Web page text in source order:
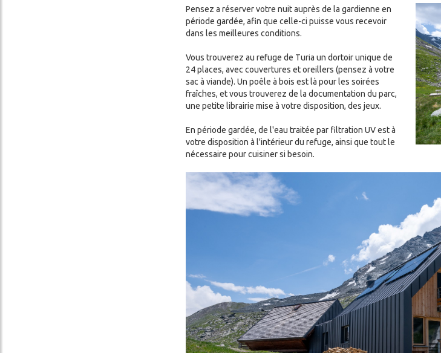
Pensez a réserver votre nuit auprès de la gardienne en
période gardée, afin que celle-ci puisse vous recevoir
dans les meilleures conditions.
Vous trouverez au refuge de Turia un dortoir unique de
24 places, avec couvertures et oreillers (pensez à votre
sac à viande). Un poêle à bois est là pour les soirées
fraîches, et vous trouverez de la documentation du parc,
une petite librairie mise à votre disposition, des jeux.
En période gardée, de l'eau traitée par filtration UV est à
votre disposition à l'intérieur du refuge, ainsi que tout le
nécessaire pour cuisiner si besoin.
Image